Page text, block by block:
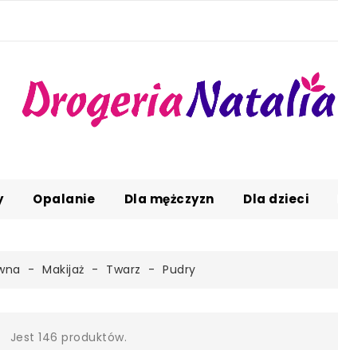
Opalanie Dla mężczyzn Dla dzieci
Makijaż Twarz Pudry
Jest 146 produktów.